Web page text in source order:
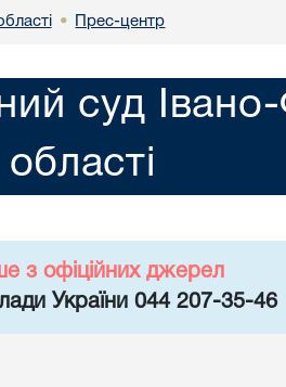
• Прес-центр
суд Івано-
області
з офіційних джерел
України 044 207-35-46